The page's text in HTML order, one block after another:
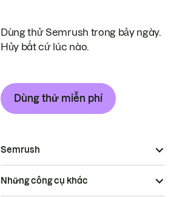
Dùng thử Semrush trong bảy ngày.
Hủy bất cứ lúc nào.
Dùng thử miễn phí
Semrush
Những công cụ khác